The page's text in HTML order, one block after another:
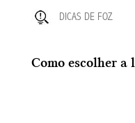
DICAS DE FOZ